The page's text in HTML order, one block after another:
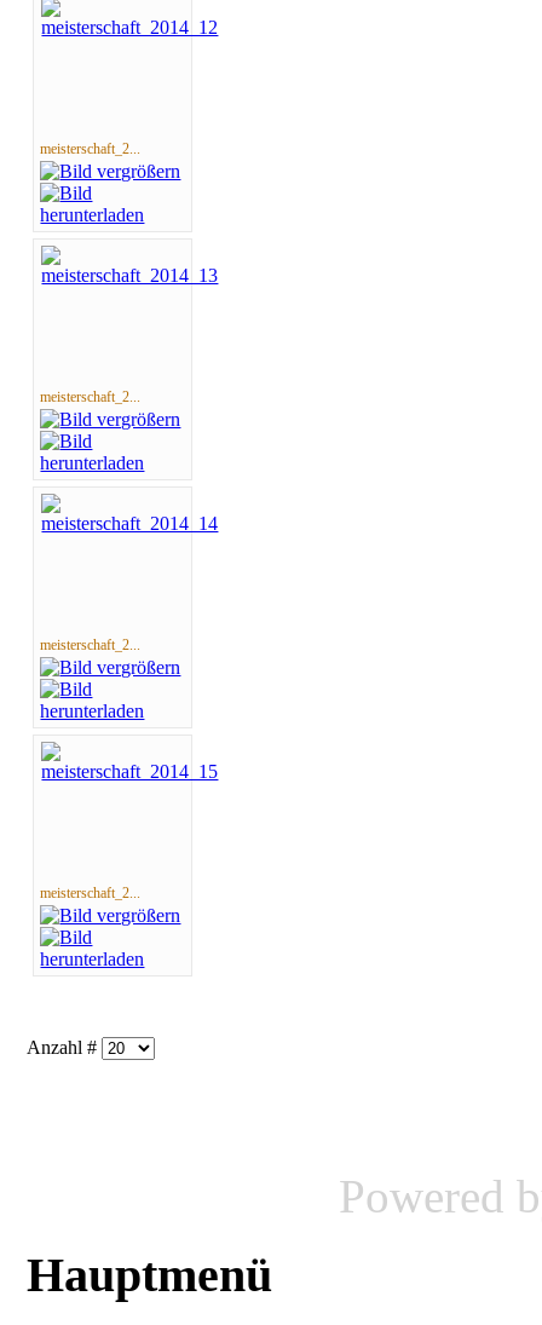
meisterschaft_2...
meisterschaft_2...
meisterschaft_2...
meisterschaft_2...
Anzahl #
Powered
Hauptmenü